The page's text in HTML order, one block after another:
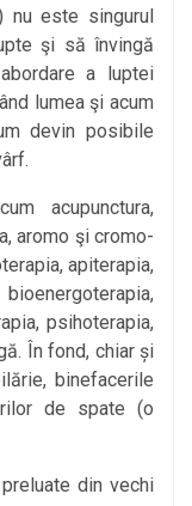
nu este singurul
şi să învingă
a luptei
lumea şi acum
devin posibile
acupunctura,
aromo şi cromo-
apiterapia,
psihoterapia,
În fond, chiar și
binefacerile
de spate (o
din vechi